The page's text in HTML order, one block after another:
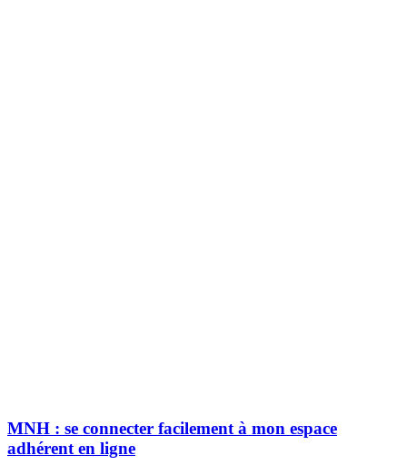
MNH : se connecter facilement à mon espace
adhérent en ligne